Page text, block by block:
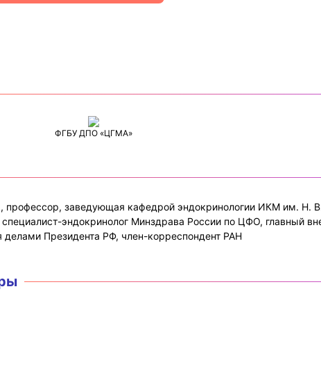
ФГБУ ДПО «ЦГМА»
профессор, заведующая кафедрой эндокринологии ИКМ им. Н.
эндокринолог Минздрава России по ЦФО, главный
делами Президента РФ, член-корреспондент РАН